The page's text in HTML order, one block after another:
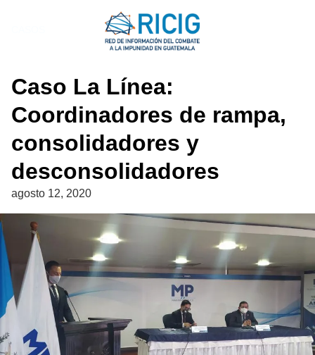
Caso La Línea:
Coordinadores de rampa,
consolidadores y
desconsolidadores
agosto 12, 2020